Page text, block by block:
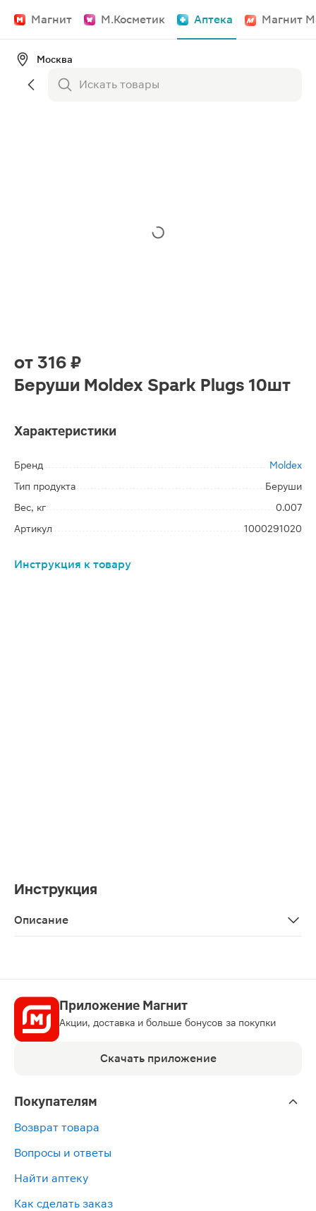
Магнит М.Косметик Аптека Магнит
Москва
от 316 ₽
Беруши Moldex Spark Plugs 10шт
Характеристики
Бренд
Moldex
Тип продукта
Беруши
Вес, кг
0.007
Артикул
1000291020
Инструкция к товару
Инструкция
Описание
Приложение Магнит
Акции, доставка и больше бонусов за покупки
Скачать приложение
Покупателям
Возврат товара
Вопросы и ответы
Найти аптеку
Как сделать заказ